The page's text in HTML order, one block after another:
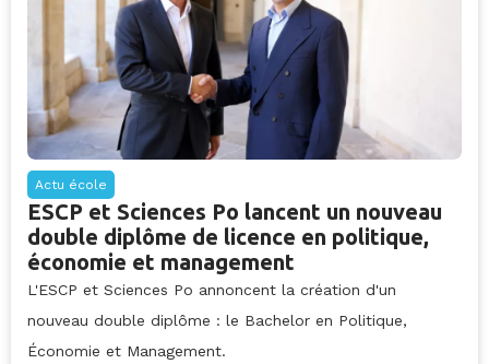
Actu école
ESCP et Sciences Po lancent un nouveau
double diplôme de licence en politique,
économie et management
L'ESCP et Sciences Po annoncent la création d'un
nouveau double diplôme : le Bachelor en Politique,
Économie et Management.